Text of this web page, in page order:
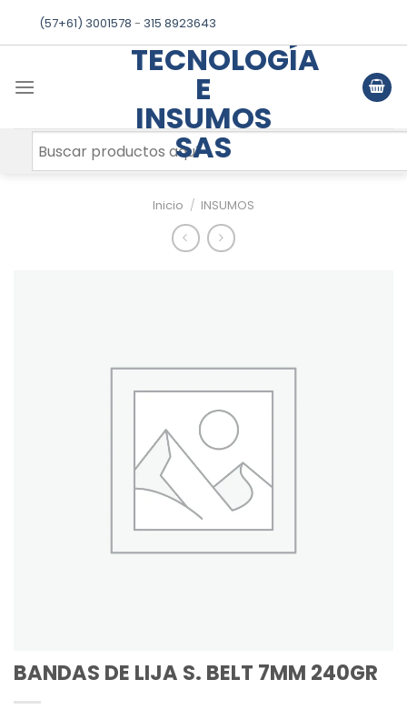
(57+61) 3001578 - 315 8923643
TECNOLOGÍA
E
INSUMOS
SAS
Inicio / INSUMOS
BANDAS DE LIJA S. BELT 7MM 240GR